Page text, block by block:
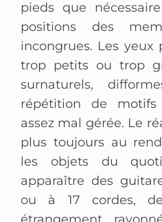
pieds que
positions des
incongrues. Les yeux
trop petits ou trop
surnaturels,
répétition de
assez mal gérée. Le
plus toujours au
les objets du
apparaître des
ou à 17 cordes,
étrangement